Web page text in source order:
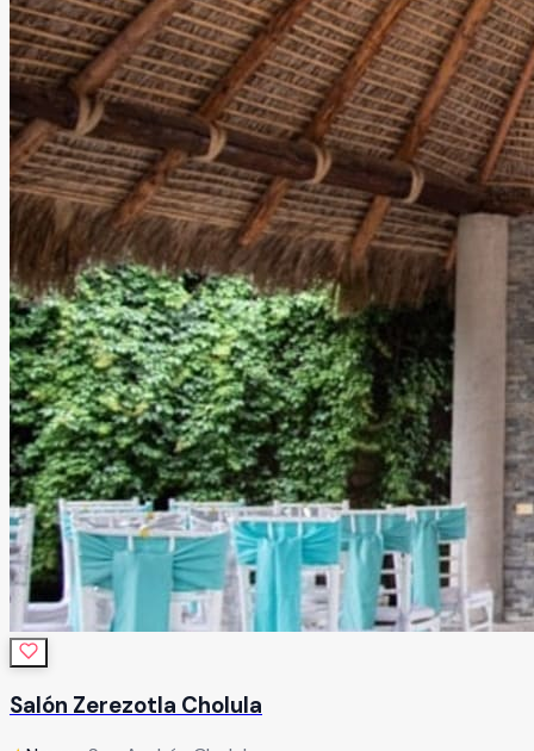
Salón Zerezotla Cholula